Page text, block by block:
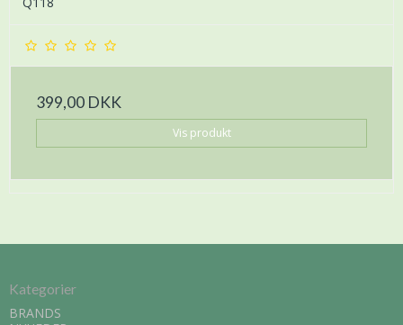
399,00 DKK
Vis produkt
Kategorier
BRANDS